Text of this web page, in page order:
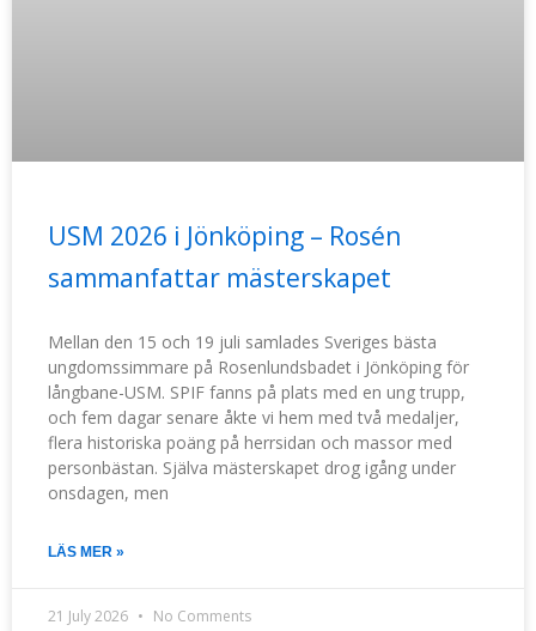
USM 2026 i Jönköping – Rosén
sammanfattar mästerskapet
Mellan den 15 och 19 juli samlades Sveriges bästa
ungdomssimmare på Rosenlundsbadet i Jönköping för
långbane-USM. SPIF fanns på plats med en ung trupp,
och fem dagar senare åkte vi hem med två medaljer,
flera historiska poäng på herrsidan och massor med
personbästan. Själva mästerskapet drog igång under
onsdagen, men
LÄS MER »
21 July 2026 No Comments